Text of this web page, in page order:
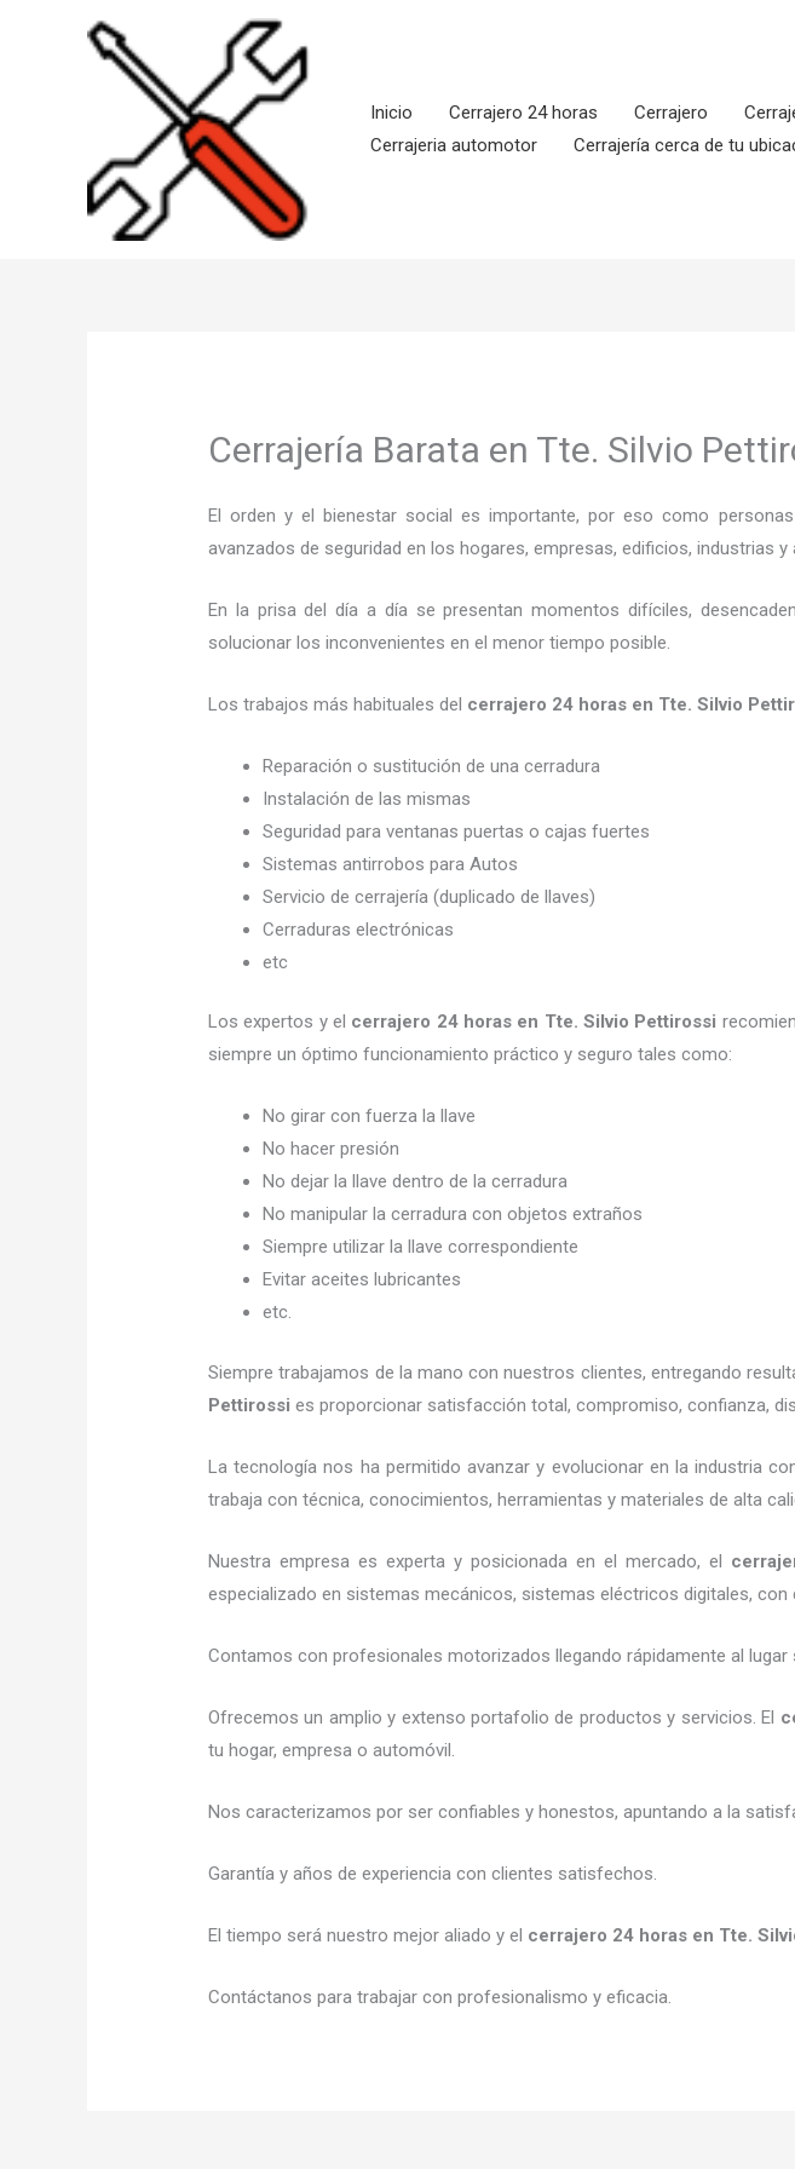
Inicio
Cerrajero 24 horas Cerrajero
Cerrajeria automotor
Cerrajería cerca de tu
Cerrajería Barata en Tte. Silvio
El orden y el bienestar social es importante, por eso como
avanzados de seguridad en los hogares, empresas, edificios, industrias y
En la prisa del día a día se presentan momentos difíciles,
solucionar los inconvenientes en el menor tiempo posible.
Los trabajos más habituales del cerrajero 24 horas en Tte. Silvio
Reparación o sustitución de una cerradura
Instalación de las mismas
Seguridad para ventanas puertas o cajas fuertes
Sistemas antirrobos para Autos
Servicio de cerrajería (duplicado de llaves)
Cerraduras electrónicas
etc
Los expertos y el cerrajero 24 horas en Tte. Silvio Pettirossi
siempre un óptimo funcionamiento práctico y seguro tales como:
No girar con fuerza la llave
No hacer presión
No dejar la llave dentro de la cerradura
No manipular la cerradura con objetos extraños
Siempre utilizar la llave correspondiente
Evitar aceites lubricantes
etc.
Siempre trabajamos de la mano con nuestros clientes, entregando
Pettirossi es proporcionar satisfacción total, compromiso, confianza,
La tecnología nos ha permitido avanzar y evolucionar en la industria
trabaja con técnica, conocimientos, herramientas y materiales de alta
Nuestra empresa es experta y posicionada en el mercado, el
especializado en sistemas mecánicos, sistemas eléctricos digitales, con
Contamos con profesionales motorizados llegando rápidamente al lugar
Ofrecemos un amplio y extenso portafolio de productos y servicios. El
tu hogar, empresa o automóvil.
Nos caracterizamos por ser confiables y honestos, apuntando a la
Garantía y años de experiencia con clientes satisfechos.
El tiempo será nuestro mejor aliado y el cerrajero 24 horas en Tte.
Contáctanos para trabajar con profesionalismo y eficacia.